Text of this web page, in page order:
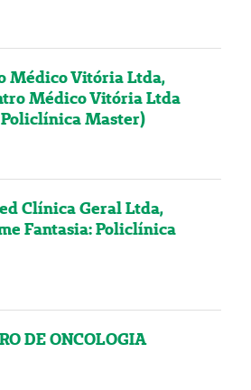
Médico Vitória Ltda,
Médico Vitória Ltda
Policlínica Master)
Clínica Geral Ltda,
Fantasia: Policlínica
DE ONCOLOGIA